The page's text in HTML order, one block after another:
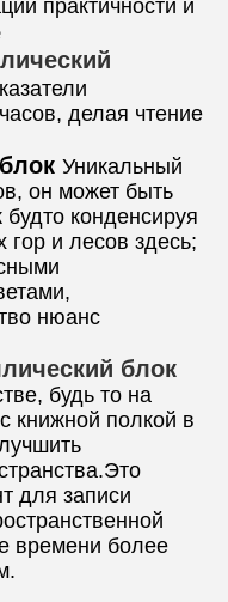
практичности и
делая чтение
Уникальный
он может быть
конденсируя
гор и лесов здесь;
нюанс
блок
будь то на
книжной полкой в
для записи
времени более